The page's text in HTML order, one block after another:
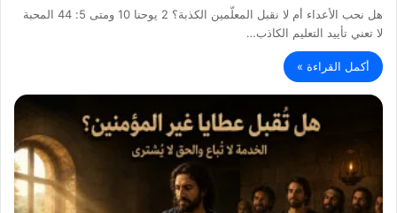
هل نحب الأعداء أم لا نقبل المعلّمين الكذبة؟ 2 يوحنا 10 ومتى 5: 44 المحبة
لا تعني تأييد التعليم الكاذب…
أكمل القراءة »